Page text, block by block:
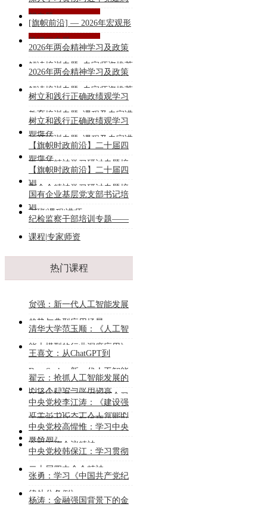
联系我们
想专题
[旗帜前沿] — 2026年宏观形
势课程专题
2026年两会精神学习及政策
解读培训专题_专家师资推荐
2026年两会精神学习及政策
解读培训专题_专家师资推荐
树立和践行正确政绩观学习
教育培训专题_课程及专家讲
师推荐
树立和践行正确政绩观学习
教育培训专题_课程及专家讲
师推荐
【旗帜时政前沿】二十届四
中全会精神学习研讨专题培
训
【旗帜时政前沿】二十届四
中全会精神学习研讨专题培
训
国有企业基层党支部书记培
训班|课程|讲师
纪检监察干部培训专题——
课程|专家师资
热门课程
贠强：新一代人工智能发展
趋势与典型应用场景
清华大学范玉顺：《人工智
能大模型的行业深度应用》
王喜文：从ChatGPT到
DeepSeek：新一代人工智能
的技术趋势与应用场景
翟云：抢抓人工智能发展的
历史性机遇——深刻领会习
近平总书记关于人工智能的
重要论述
中央党校李江涛：《建设强
大国内市场，加快构建新发
展格局》
中央党校高惺惟：学习中央
金融工作会议精神
中央党校韩保江：学习贯彻
二十届四中全会精神
张勇：学习《中国共产党纪
律处分条例》
杨涛：金融强国背景下的金